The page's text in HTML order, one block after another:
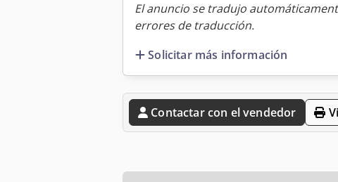
El anuncio se tradujo
errores de traducción.
Solicitar más información
Contactar con el vendedor